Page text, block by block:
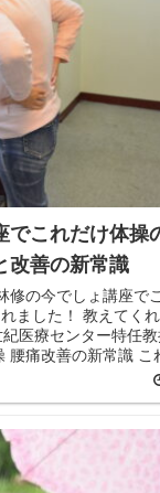
でこれだけ体操
改善の新常識
修の今でしょ講座で
ました！ 教えてく
医療センター特任
腰痛改善の新常識 こ